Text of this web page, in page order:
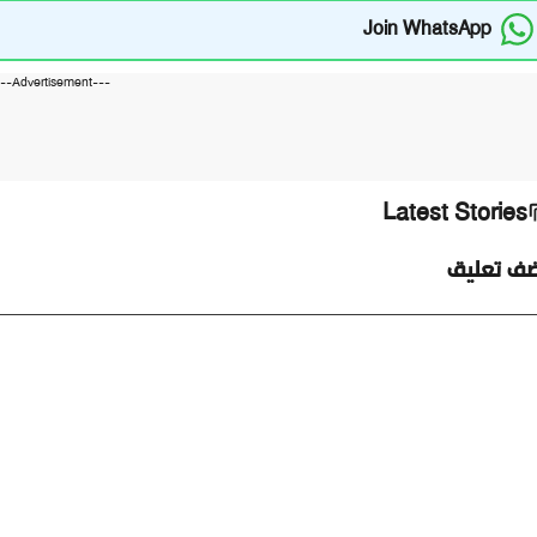
Join WhatsApp
---Advertisement---
Latest Stories
تعليق